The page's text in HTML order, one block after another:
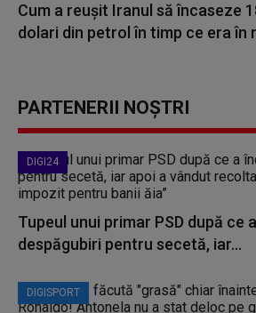
Cum a reuşit Iranul să încaseze
dolari din petrol în timp ce era în
PARTENERII NOȘTRI
DIGI24
Tupeul unui primar PSD după ce
despăgubiri pentru secetă, iar...
DIGISPORT